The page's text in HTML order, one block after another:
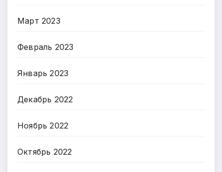
Март 2023
Февраль 2023
Январь 2023
Декабрь 2022
Ноябрь 2022
Октябрь 2022